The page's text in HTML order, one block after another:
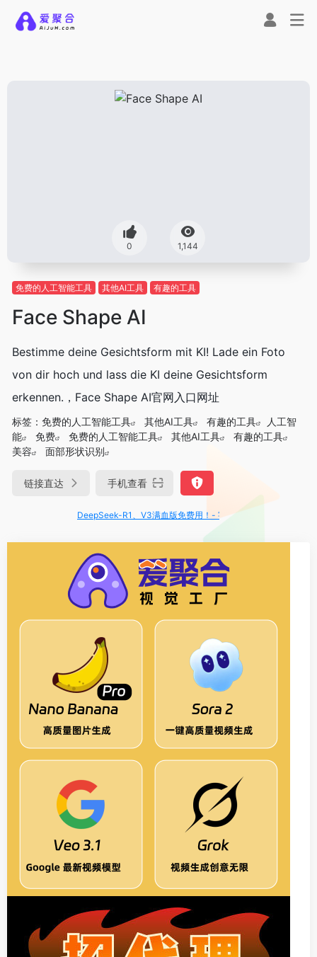
0 1,144
免费的人工智能工具 其他AI工具 有趣的工具
Face Shape AI
Bestimme deine Gesichtsform mit KI! Lade ein Foto
von dir hoch und lass die KI deine Gesichtsform
erkennen.，Face Shape AI官网入口网址
标签： 免费的人工智能工具 其他AI工具 有趣的工具
人工智
能
免费 免费的人工智能工具 其他AI工具
有趣的工具
美容
面部形状识别
链接直达 手机查看
DeepSeek-R1、V3满血版免费用！- 字节Trae即可编程又可聊天